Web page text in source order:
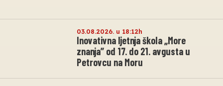
03.08.2026. u 18:12h
Inovativna ljetnja škola „More
znanja” od 17. do 21. avgusta u
Petrovcu na Moru